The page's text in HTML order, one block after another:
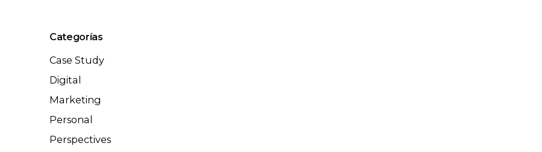
Categorías
Case Study
Digital
Marketing
Personal
Perspectives